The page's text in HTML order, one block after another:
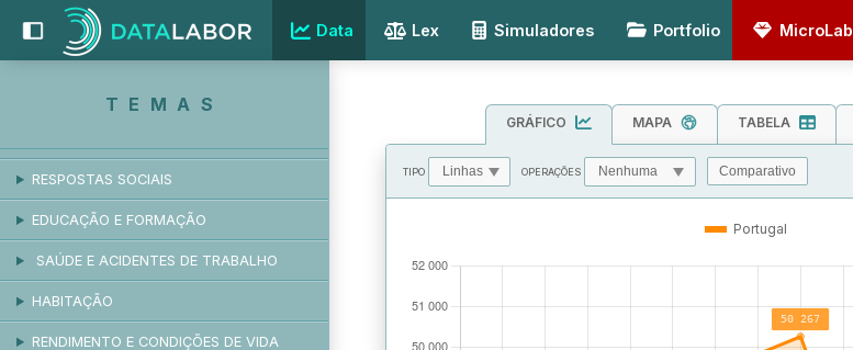
Data Lex Simuladores Portfolio MicroLab
TEMAS
EMPREGO E DESEMPREGO
REMUNERAÇÃO
RELAÇÕES LABORAIS
RESPOSTAS SOCIAIS
EDUCAÇÃO E FORMAÇÃO
SAÚDE E ACIDENTES DE TRABALHO
HABITAÇÃO
RENDIMENTO E CONDIÇÕES DE VIDA
GRÁFICO MAPA TABELA
TIPO OPERAÇÕES Comparativo
Portugal